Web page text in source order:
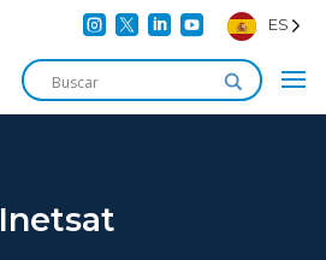
    ES
Inetsat